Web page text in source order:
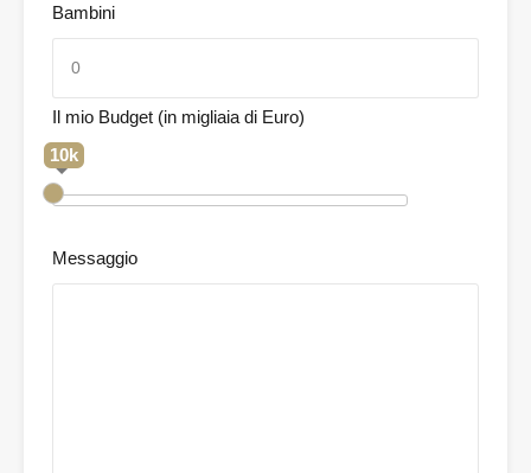
Bambini
Il mio Budget (in migliaia di Euro)
10k
Messaggio